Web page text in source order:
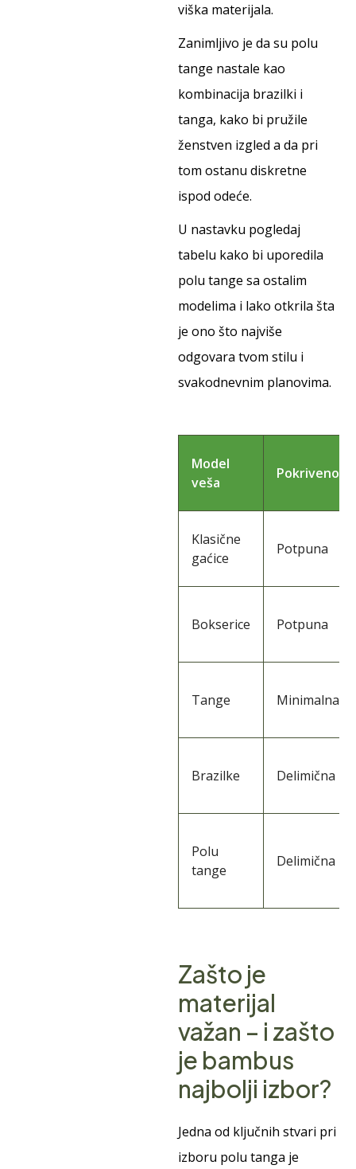
viška materijala.
Zanimljivo je da su polu
tange nastale kao
kombinacija brazilki i
tanga, kako bi pružile
ženstven izgled a da pri
tom ostanu diskretne
ispod odeće.
U nastavku pogledaj
tabelu kako bi uporedila
polu tange sa ostalim
modelima i lako otkrila šta
je ono što najviše
odgovara tvom stilu i
svakodnevnim planovima.
Model
veša
Pokrivenost
Klasične
gaćice
Potpuna
Bokserice Potpuna
Tange Minimalna
Brazilke Delimična
Polu
tange
Delimična
Zašto je
materijal
važan – i zašto
je bambus
najbolji izbor?
Jedna od ključnih stvari pri
izboru polu tanga je